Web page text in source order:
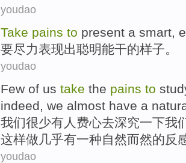
youdao
Take pains to present a smart,
要尽力表现出聪明能干的样子。
youdao
Few of us take the pains to
indeed we almost have a
我们很少有人 费心去深究一下我
这样做 几乎有一种自然而然的反
youdao